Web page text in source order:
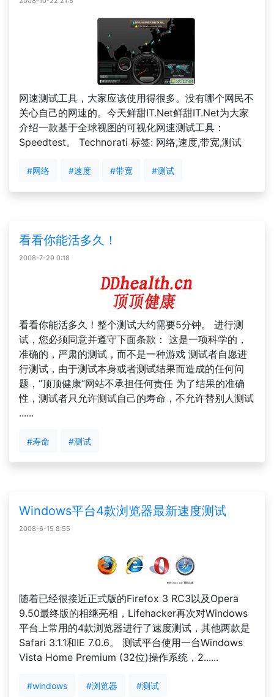
网速测试工具，大家应该使用得很多。没有哪个网民不
关心自己的网速的。今天鲜甜IT.Net鲜甜IT.Net为大家
介绍一款基于全球视图的可视化网速测试工具：
Speedtest。 Technorati 标签: 网络,速度,带宽,测试
#网络 #速度 #带宽 #测试
看看你能活多久！
2008-7-29 0:18
看看你能活多久！整个测试大约需要5分钟。 进行测
试，您必须同意并遵守下面条款： 这是一项科学的，
准确的，严肃的测试，而不是一种游戏 测试者自愿进
行测试，由于测试本身或者测试结果而造成的任何问
题，“顶顶健康”网站不承担任何责任 为了结果的准确
性，测试者只允许测试自己的寿命，不允许替别人测试
......
#寿命 #测试
Windows平台4款浏览器最新速度测试
2008-6-15 8:55
随着已经很接近正式版的Firefox 3 RC3以及Opera
9.50最终版的相继亮相，Lifehacker再次对Windows
平台上常用的4款浏览器进行了速度测试，其他两款是
Safari 3.1.1和IE 7.0.6。 测试平台使用一台Windows
Vista Home Premium (32位)操作系统，2......
#windows #浏览器 #测试